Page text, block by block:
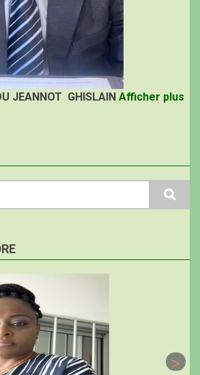
JEANNOT GHISLAIN Afficher plus